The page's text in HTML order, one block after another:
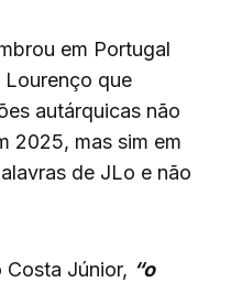
em Portugal
que
autárquicas não
2025, mas sim em
de JLo e não
Júnior, “o